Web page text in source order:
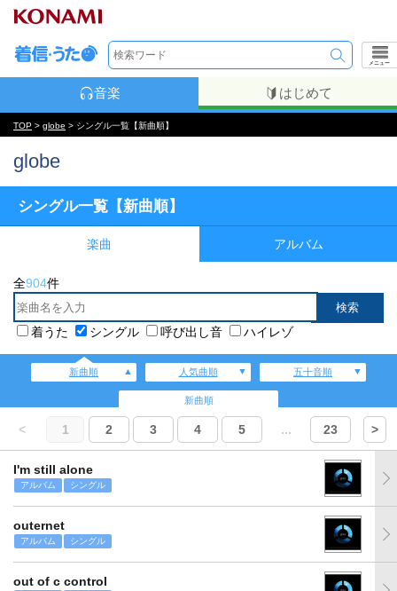
メニュー
音楽 はじめて
TOP > globe > シングル一覧【新曲順】
globe
シングル一覧【新曲順】
楽曲 アルバム
全904件
着うた シングル 呼び出し音 ハイレゾ
新曲順 人気曲順 五十音順
新曲順
< 1 2 3 4 5 ... 23 >
I'm still alone
アルバム シングル
outernet
アルバム シングル
out of c control